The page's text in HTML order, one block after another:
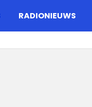
RADIONIEUWS